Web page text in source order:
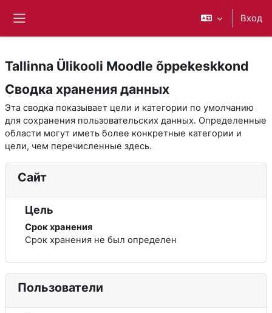
Вход
Tallinna Ülikooli Moodle õppekeskkond
Сводка хранения данных
Эта сводка показывает цели и категории по умолчанию
для сохранения пользовательских данных. Определенные
области могут иметь более конкретные категории и
цели, чем перечисленные здесь.
Сайт
Цель
Срок хранения
Срок хранения не был определен
Пользователи